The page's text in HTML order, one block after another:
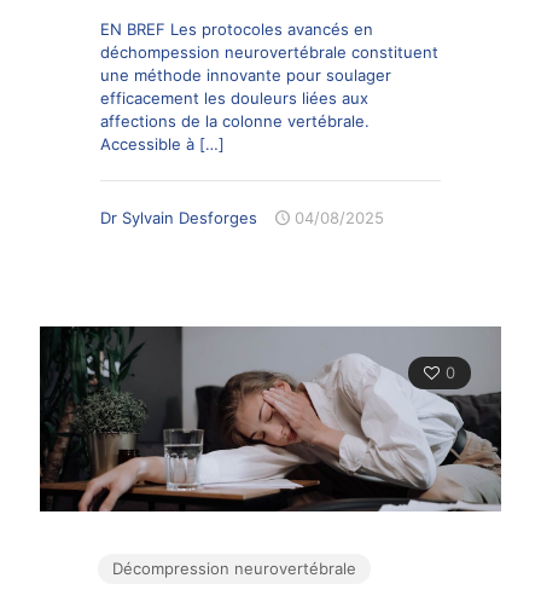
EN BREF Les protocoles avancés en
déchompession neurovertébrale constituent
une méthode innovante pour soulager
efficacement les douleurs liées aux
affections de la colonne vertébrale.
Accessible à […]
Dr Sylvain Desforges 04/08/2025
0
Décompression neurovertébrale